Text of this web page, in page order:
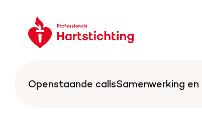
naar
hoofdinhoud
naar
footer
Keer
terug
homepage
Openstaande callsSamenwerking